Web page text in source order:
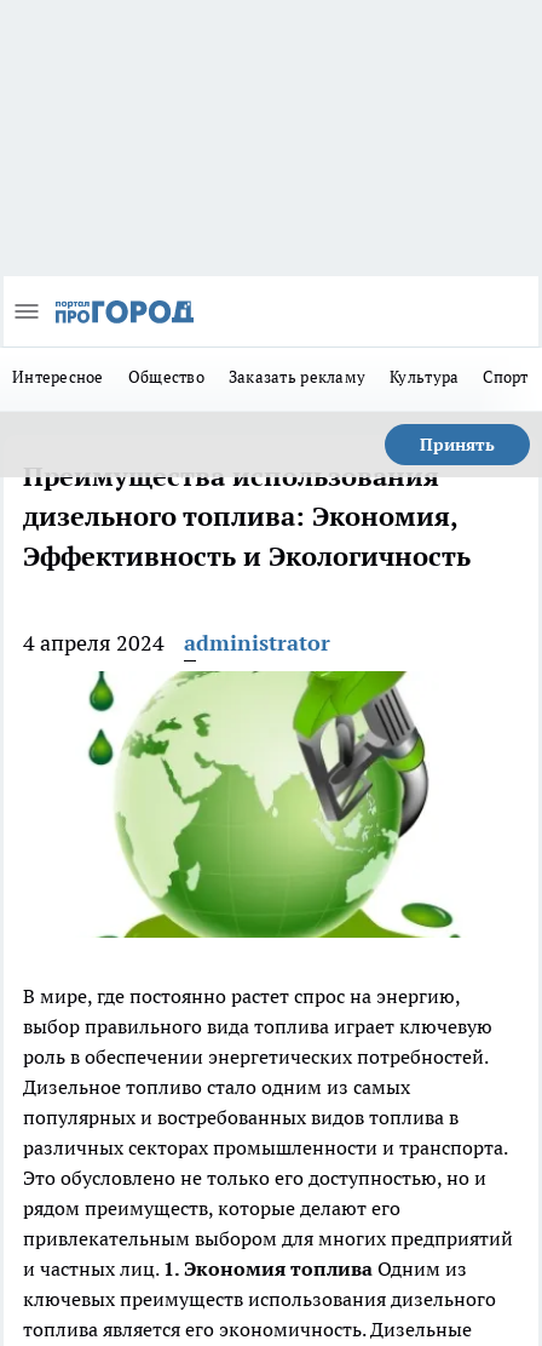
Интересное Общество Заказать рекламу Культура Спорт
Принять
Преимущества использования
дизельного топлива: Экономия,
Эффективность и Экологичность
4 апреля 2024 administrator
В мире, где постоянно растет спрос на энергию,
выбор правильного вида топлива играет ключевую
роль в обеспечении энергетических потребностей.
Дизельное топливо стало одним из самых
популярных и востребованных видов топлива в
различных секторах промышленности и транспорта.
Это обусловлено не только его доступностью, но и
рядом преимуществ, которые делают его
привлекательным выбором для многих предприятий
и частных лиц. 1. Экономия топлива Одним из
ключевых преимуществ использования дизельного
топлива является его экономичность. Дизельные